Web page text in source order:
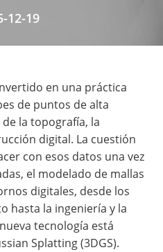
12-19
en una práctica
de puntos de alta
la topografía, la
digital. La cuestión
con esos datos una vez
el modelado de mallas
digitales, desde los
hasta la ingeniería y la
tecnología está
Splatting (3DGS).